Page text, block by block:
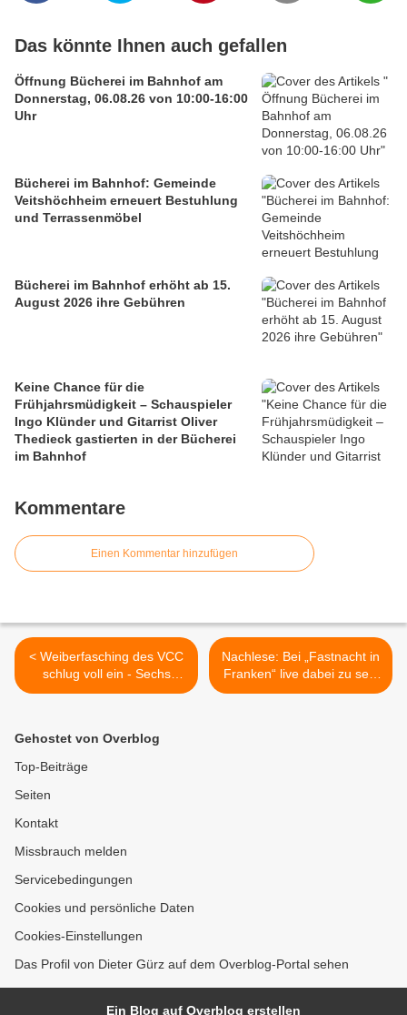
Das könnte Ihnen auch gefallen
Öffnung Bücherei im Bahnhof am
Donnerstag, 06.08.26 von 10:00-16:00
Uhr
Bücherei im Bahnhof: Gemeinde
Veitshöchheim erneuert Bestuhlung
und Terrassenmöbel
Bücherei im Bahnhof erhöht ab 15.
August 2026 ihre Gebühren
Keine Chance für die
Frühjahrsmüdigkeit – Schauspieler
Ingo Klünder und Gitarrist Oliver
Thedieck gastierten in der Bücherei
im Bahnhof
Kommentare
Einen Kommentar hinzufügen
< Weiberfasching des VCC
schlug voll ein - Sechs
Stunden lang Riesengaudi
der Premiere im Kuratiesaal
Nachlese: Bei „Fastnacht in
Franken“ live dabei zu sein
war für die TSGV-
Gehostet von Overblog
Top-Beiträge
Seiten
Kontakt
Missbrauch melden
Servicebedingungen
Cookies und persönliche Daten
Cookies-Einstellungen
Das Profil von Dieter Gürz auf dem Overblog-Portal sehen
Ein Blog auf Overblog erstellen